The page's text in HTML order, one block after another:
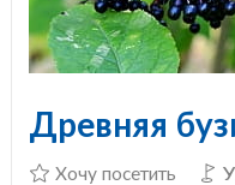
Древняя
Хочу посетить